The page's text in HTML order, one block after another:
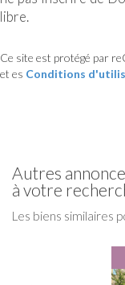
libre.
Ce site est protégé par
et es Conditions
autres annonces immobilières correspondant
à votre
Les biens similaires